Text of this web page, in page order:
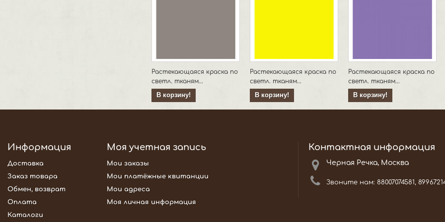
Растекающаяся краска по
светл. тканям...
В корзину!
Растекающаяся краска по
светл. тканям...
В корзину!
Растекающаяся краска по
светл. тканям...
В корзину!
Информация
Доставка
Заказ товара
Обмен, возврат
Оплата
Каталоги
Моя учетная запись
Мои заказы
Мои платёжные квитанции
Мои адреса
Моя личная информация
Контактная информация
Черная Речка, Москва
Звоните нам: 88007074581,